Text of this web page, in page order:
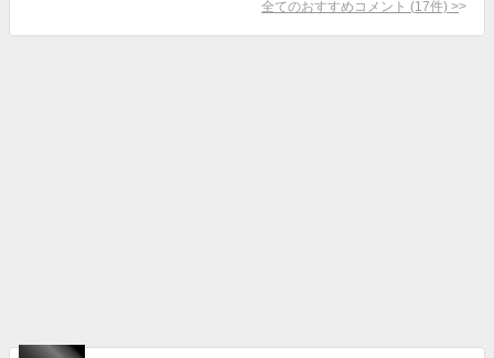
全てのおすすめコメント (17件) >